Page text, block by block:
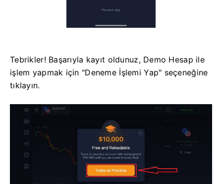
Tebrikler! Başarıyla kayıt oldunuz, Demo Hesap ile
işlem yapmak için "Deneme İşlemi Yap" seçeneğine
tıklayın.